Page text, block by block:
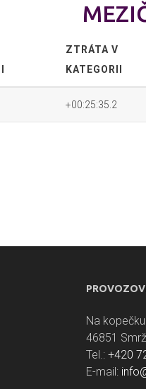
ZTRÁTA V
KATEGORII
+00:25:35.2
Na
46851
Tel.: +420
E-mail: